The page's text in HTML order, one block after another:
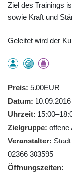
Ziel des Trainings
sowie Kraft und
Geleitet wird der
Preis 5.00EUR
Datum 10.09.2016
Uhrzeit
Zielgruppe offene
Veranstalter
02366 303595
Öffnungszeiten